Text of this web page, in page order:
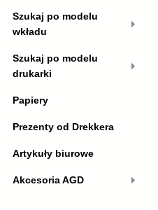
Szukaj po modelu
wkładu
Szukaj po modelu
drukarki
Papiery
Prezenty od Drekkera
Artykuły biurowe
Akcesoria AGD